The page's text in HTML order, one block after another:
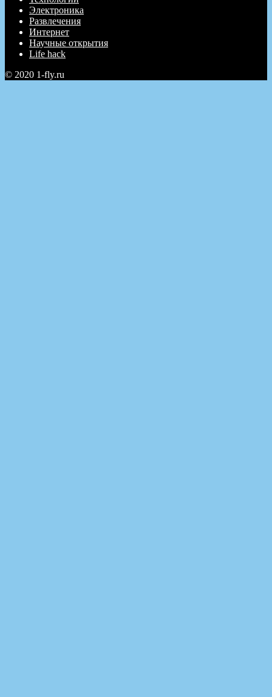
Электроника
Развлечения
Интернет
Научные открытия
Life hack
© 2020 1-fly.ru